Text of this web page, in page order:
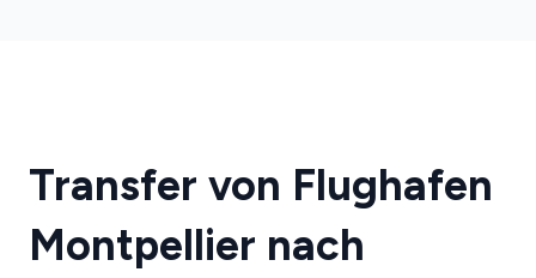
Transfer von Flughafen
Montpellier nach